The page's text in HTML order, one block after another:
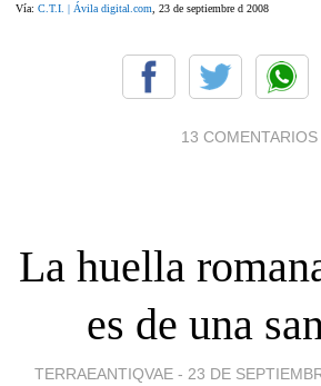
Vía: C.T.I. | Ávila digital.com , 23 de septiembre d 2008
13 COMENTARIOS
La huella
es de una
TERRAEANTIQVAE - 23 DE